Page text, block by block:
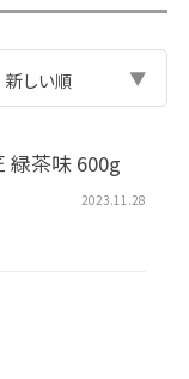
新しい順
緑茶味 600g
2023.11.28